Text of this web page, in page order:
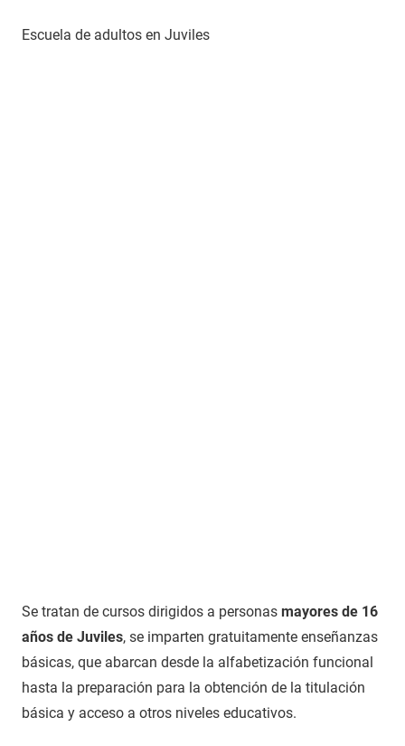
Escuela de adultos en Juviles
Se tratan de cursos dirigidos a personas mayores de 16
años de Juviles, se imparten gratuitamente enseñanzas
básicas, que abarcan desde la alfabetización funcional
hasta la preparación para la obtención de la titulación
básica y acceso a otros niveles educativos.